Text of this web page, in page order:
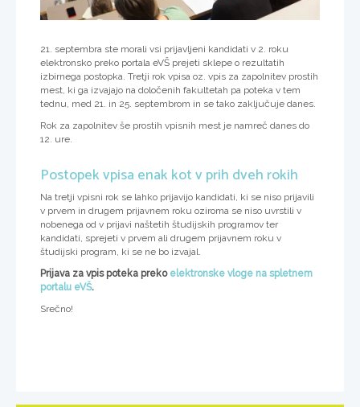
21. septembra ste morali vsi prijavljeni kandidati v 2. roku
elektronsko preko portala eVŠ prejeti sklepe o rezultatih
izbirnega postopka. Tretji rok vpisa oz. vpis za zapolnitev prostih
mest, ki ga izvajajo na določenih fakultetah pa poteka v tem
tednu, med 21. in 25. septembrom in se tako zaključuje danes.
Rok za zapolnitev še prostih vpisnih mest je namreč danes do
12. ure.
Postopek vpisa enak kot v prih dveh rokih
Na tretji vpisni rok se lahko prijavijo kandidati, ki se niso prijavili
v prvem in drugem prijavnem roku oziroma se niso uvrstili v
nobenega od v prijavi naštetih študijskih programov ter
kandidati, sprejeti v prvem ali drugem prijavnem roku v
študijski program, ki se ne bo izvajal.
Prijava za vpis poteka preko elektronske vloge na spletnem
portalu eVŠ.
Srečno!